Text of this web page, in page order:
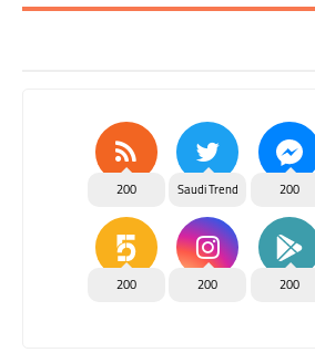
200
Saudi Trend
200
200
200
200